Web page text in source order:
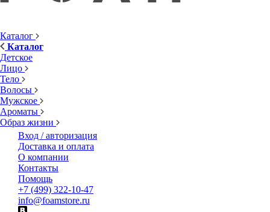
Каталог
Каталог
Детское
Лицо
Тело
Волосы
Мужское
Ароматы
Образ жизни
Вход / авторизация
Доставка и оплата
О компании
Контакты
Помощь
+7 (499) 322-10-47
info@foamstore.ru